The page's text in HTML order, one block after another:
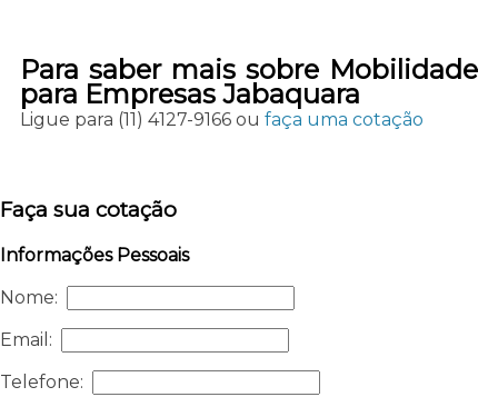
Para saber mais sobre Mobilidade
para Empresas Jabaquara
Ligue para (11) 4127-9166ou faça uma cotação
Faça sua cotação
Informações Pessoais
Nome:
Email:
Telefone: